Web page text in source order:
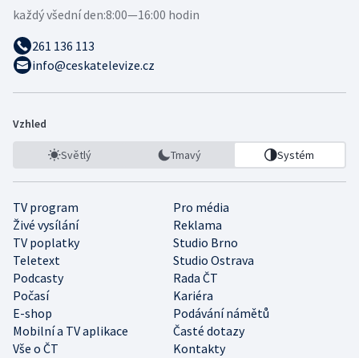
každý všední den:8:00—16:00 hodin
261 136 113
info@ceskatelevize.cz
Vzhled
Světlý Tmavý Systém
TV program
Pro média
Živé vysílání
Reklama
TV poplatky
Studio Brno
Teletext
Studio Ostrava
Podcasty
Rada ČT
Počasí
Kariéra
E-shop
Podávání námětů
Mobilní a TV aplikace
Časté dotazy
Vše o ČT
Kontakty